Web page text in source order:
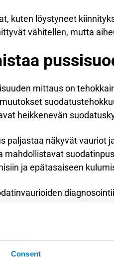
Consent
kuten löystyneet
vähitellen, mutta
mittaus on
heikkenevän
paljastaa näkyvät vauriot
mahdollistavat
ja epätasaiseen
– osoittaa
– paljastavat
– tunnistavat
havaitsevat mekaaniset